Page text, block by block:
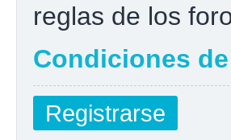
reglas de los
Condiciones
Registrarse